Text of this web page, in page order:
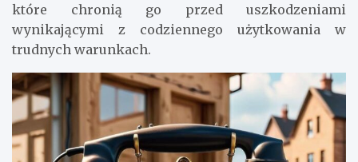
które chronią go przed uszkodzeniami
wynikającymi z codziennego użytkowania w
trudnych warunkach.